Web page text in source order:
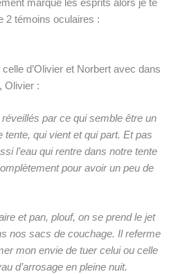
marqué les esprits alors je te
2 témoins oculaires :
d’Olivier et Norbert avec dans
Olivier :
par ce qui semble être un
tente, qui vient et qui part. Et pas
l’eau qui rentre dans notre tente
pour avoir un peu de
et pan, plouf, on se prend le jet
nos sacs de couchage. Il referme
mon envie de tuer celui ou celle
d’arrosage en pleine nuit.